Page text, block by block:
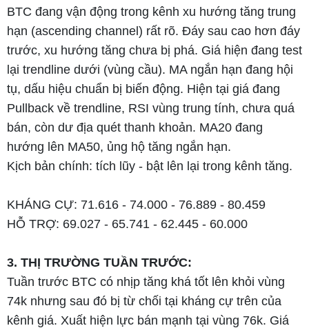
BTC đang vận động trong kênh xu hướng tăng trung
hạn (ascending channel) rất rõ. Đáy sau cao hơn đáy
trước, xu hướng tăng chưa bị phá. Giá hiện đang test
lại trendline dưới (vùng cầu). MA ngắn hạn đang hội
tụ, dấu hiệu chuẩn bị biến động. Hiện tại giá đang
Pullback về trendline, RSI vùng trung tính, chưa quá
bán, còn dư địa quét thanh khoản. MA20 đang
hướng lên MA50, ủng hộ tăng ngắn hạn.
Kịch bản chính: tích lũy - bật lên lại trong kênh tăng.
KHÁNG CỰ: 71.616 - 74.000 - 76.889 - 80.459
HỖ TRỢ: 69.027 - 65.741 - 62.445 - 60.000
3. THỊ TRƯỜNG TUẦN TRƯỚC:
Tuần trước BTC có nhịp tăng khá tốt lên khỏi vùng
74k nhưng sau đó bị từ chối tại kháng cự trên của
kênh giá. Xuất hiện lực bán mạnh tại vùng 76k. Giá